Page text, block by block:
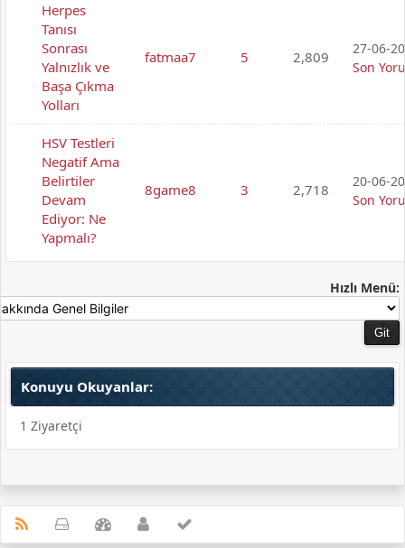
Herpes
Tanısı
Sonrası
Yalnızlık ve
Başa Çıkma
Yolları
fatmaa7 5 2,809
27-06-
Son
HSV Testleri
Negatif Ama
Belirtiler
Devam
Ediyor: Ne
Yapmalı?
8game8 3 2,718
20-06-
Son
Hızlı Menü:
Konuyu Okuyanlar:
1 Ziyaretçi